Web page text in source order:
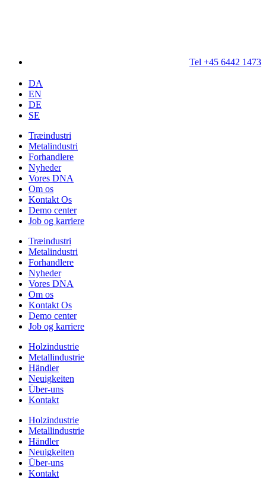
Tel +45 6442 1473
DA
EN
DE
SE
Træindustri
Metalindustri
Forhandlere
Nyheder
Vores DNA
Om os
Kontakt Os
Demo center
Job og karriere
Træindustri
Metalindustri
Forhandlere
Nyheder
Vores DNA
Om os
Kontakt Os
Demo center
Job og karriere
Holzindustrie
Metallindustrie
Händler
Neuigkeiten
Über-uns
Kontakt
Holzindustrie
Metallindustrie
Händler
Neuigkeiten
Über-uns
Kontakt